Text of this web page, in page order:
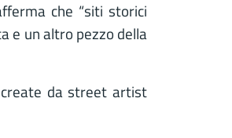
che “siti storici
e un altro pezzo della
da street artist